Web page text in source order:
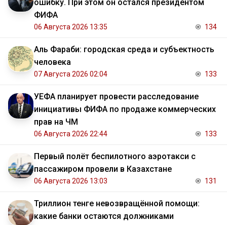
ошибку. При этом он остался президентом
ФИФА
06 Августа 2026 13:35 134
Аль Фараби: городская среда и субъектность
человека
07 Августа 2026 02:04 133
УЕФА планирует провести расследование
инициативы ФИФА по продаже коммерческих
прав на ЧМ
06 Августа 2026 22:44 133
Первый полёт беспилотного аэротакси с
пассажиром провели в Казахстане
06 Августа 2026 13:03 131
Триллион тенге невозвращённой помощи:
какие банки остаются должниками